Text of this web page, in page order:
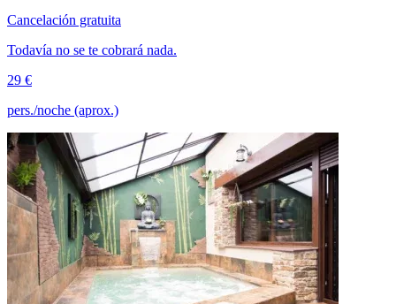
Cancelación gratuita
Todavía no se te cobrará nada.
29 €
pers./noche (aprox.)